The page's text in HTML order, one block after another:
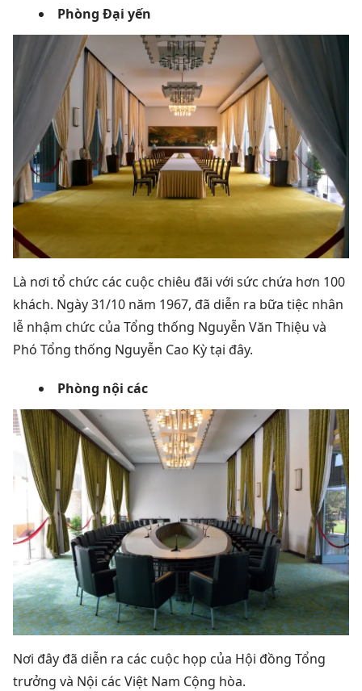
Phòng Đại yến
Là nơi tổ chức các cuộc chiêu đãi với sức chứa hơn 100
khách. Ngày 31/10 năm 1967, đã diễn ra bữa tiệc nhân
lễ nhậm chức của Tổng thống Nguyễn Văn Thiệu và
Phó Tổng thống Nguyễn Cao Kỳ tại đây.
Phòng nội các
Nơi đây đã diễn ra các cuộc họp của Hội đồng Tổng
trưởng và Nội các Việt Nam Cộng hòa.